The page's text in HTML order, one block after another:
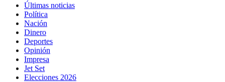
Últimas noticias
Política
Nación
Dinero
Deportes
Opinión
Impresa
Jet Set
Elecciones 2026